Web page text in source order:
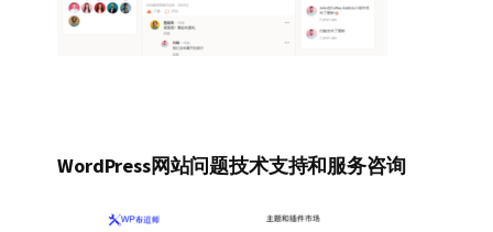
WordPress网站问题技术支持和服务咨询